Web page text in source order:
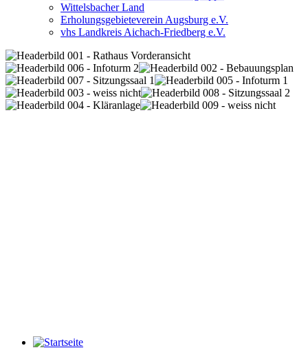
Wittelsbacher Land
Erholungsgebieteverein Augsburg e.V.
vhs Landkreis Aichach-Friedberg e.V.